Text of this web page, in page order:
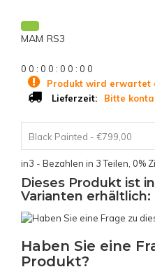
MAM RS3
0 0 : 0 0 : 0 0 : 0 0
Produkt wird erwartet
Lieferzeit:
Bitte
Black Painted - €799,00
in3 - Bezahlen in 3 Teilen, 0%
Dieses Produkt ist
Varianten erhältlich:
Haben Sie eine
Produkt?